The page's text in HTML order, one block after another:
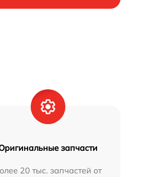
запчасти
20 тыс. запчастей от